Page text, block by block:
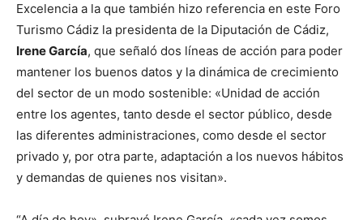
Excelencia a la que también hizo referencia en este Foro
Turismo Cádiz la presidenta de la Diputación de Cádiz,
Irene García, que señaló dos líneas de acción para poder
mantener los buenos datos y la dinámica de crecimiento
del sector de un modo sostenible: «Unidad de acción
entre los agentes, tanto desde el sector público, desde
las diferentes administraciones, como desde el sector
privado y, por otra parte, adaptación a los nuevos hábitos
y demandas de quienes nos visitan».